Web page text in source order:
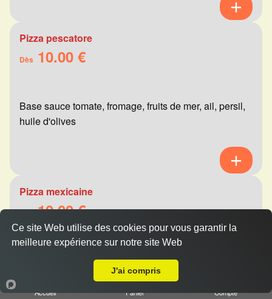
Pizza pescatore
Dès 10.00 €
Base sauce tomate, fromage, fruits de mer, ail, persil,
huile d'olives
Pizza mexicaine
Dès10.00 €
Base sauce tomate, fromage, viande hachée,
merguez, champignons, poivrons
Accueil Panier Compte
Ce site Web utilise des cookies pour vous garantir la
meilleure expérience sur notre site Web
J'ai compris